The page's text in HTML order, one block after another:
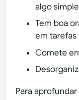
algo
Tem boa
em tarefas
Comete
Para